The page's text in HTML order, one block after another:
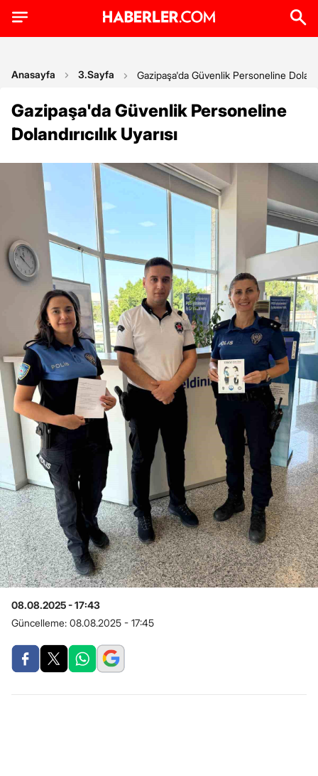
Anasayfa 3.Sayfa Gazipaşa'da Güvenlik Personeline
Gazipaşa'da Güvenlik Personeline
Dolandırıcılık Uyarısı
08.08.2025 - 17:43
Güncelleme: 08.08.2025 - 17:45